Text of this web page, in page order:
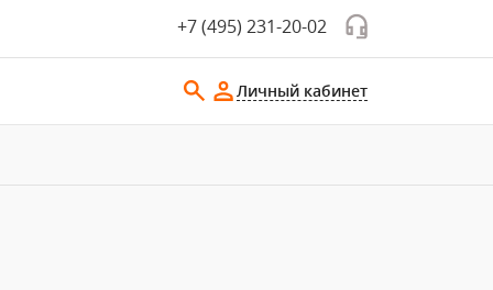
+7 (495) 231-20-02
Личный кабинет